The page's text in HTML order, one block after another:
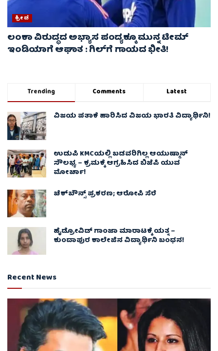
ಕ್ರೀಡೆ
ಲಂಕಾ ವಿರುದ್ಧದ ಅಭ್ಯಾಸ ಪಂದ್ಯಕ್ಕೂ ಮುನ್ನ ಟೀಮ್
ಇಂಡಿಯಾಗೆ ಆಘಾತ : ಗಿಲ್‌ಗೆ ಗಾಯದ ಭೀತಿ!
Trending Comments Latest
ವಿಜಯ ಪತಾಕೆ ಹಾರಿಸಿದ ವಿಜಯ ಭಾರತಿ ವಿದ್ಯಾರ್ಥಿನಿ!
ಉಡುಪಿ KMCಯಲ್ಲಿ ಬಡವರಿಗಿಲ್ಲ ಆಯುಷ್ಮಾನ್
ಸೌಲಭ್ಯ – ಕ್ರಮಕ್ಕೆ ಆಗ್ರಹಿಸಿದ ಬಿಜೆಪಿ ಯುವ
ಮೋರ್ಚಾ!
ಚೆಕ್​ಬೌನ್ಸ್​ ಪ್ರಕರಣ; ಆರೋಪಿ ಸೆರೆ
ಹೈಡ್ರೋವಿಡ್ ಗಾಂಜಾ ಮಾರಾಟಕ್ಕೆ ಯತ್ನ –
ಕುಂದಾಪುರ ಕಾಲೇಜಿನ ವಿದ್ಯಾರ್ಥಿನಿ ಬಂಧನ!
Recent News